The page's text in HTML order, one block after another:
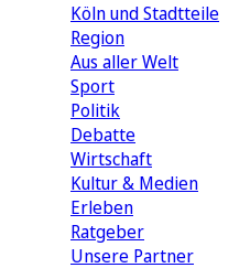
Köln und Stadtteile
Region
Aus aller Welt
Sport
Politik
Debatte
Wirtschaft
Kultur & Medien
Erleben
Ratgeber
Unsere Partner